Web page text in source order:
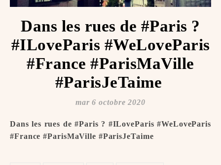
Dans les rues de #Paris ?
#ILoveParis #WeLoveParis
#France #ParisMaVille
#ParisJeTaime ️
mar 6 octobre 2020
Dans les rues de #Paris ? #ILoveParis #WeLoveParis
#France #ParisMaVille #ParisJeTaime ️